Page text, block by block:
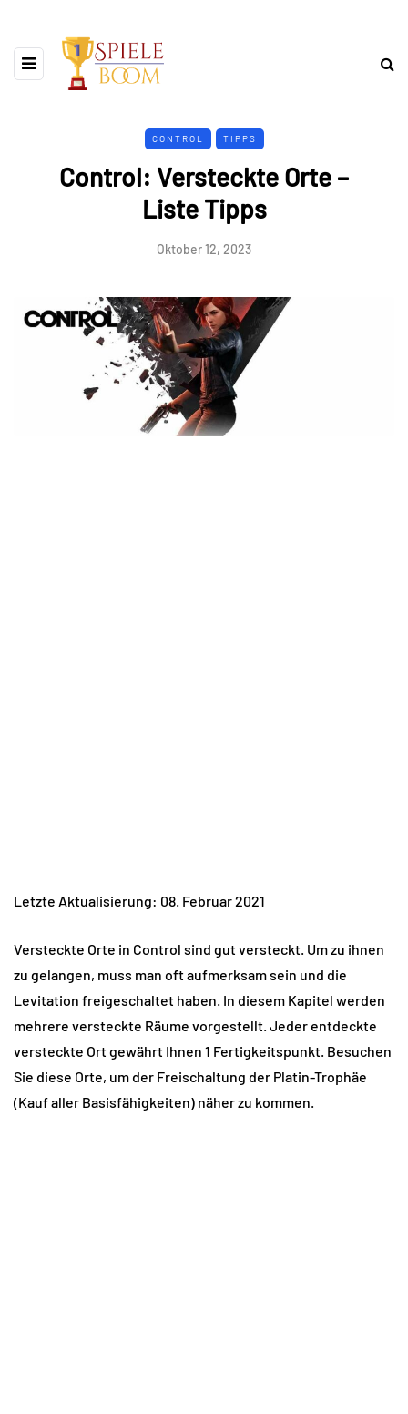
CONTROL TIPPS
Control: Versteckte Orte –
Liste Tipps
Oktober 12, 2023
Letzte Aktualisierung: 08. Februar 2021
Versteckte Orte in Control sind gut versteckt. Um zu ihnen
zu gelangen, muss man oft aufmerksam sein und die
Levitation freigeschaltet haben. In diesem Kapitel werden
mehrere versteckte Räume vorgestellt. Jeder entdeckte
versteckte Ort gewährt Ihnen 1 Fertigkeitspunkt. Besuchen
Sie diese Orte, um der Freischaltung der Platin-Trophäe
(Kauf aller Basisfähigkeiten) näher zu kommen.